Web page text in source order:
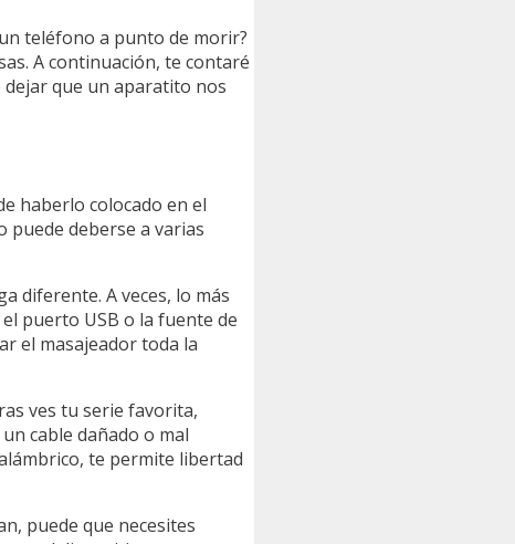
teléfono a punto de morir?
A continuación, te contaré
que un aparatito nos
haberlo colocado en el
puede deberse a varias
diferente. A veces, lo más
puerto USB o la fuente de
el masajeador toda la
ves tu serie favorita,
cable dañado o mal
te permite libertad
puede que necesites